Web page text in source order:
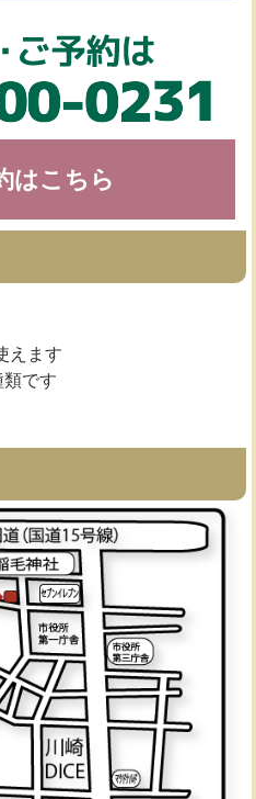
はこちら
えます
です